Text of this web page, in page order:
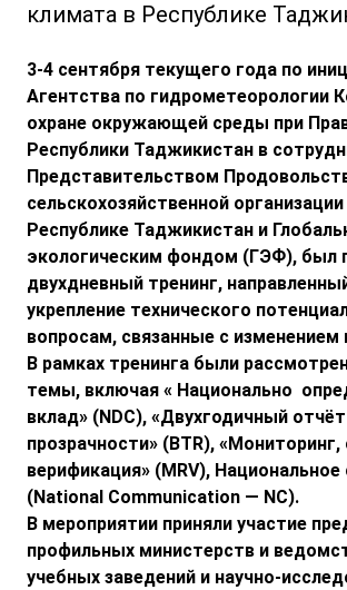
климата в Республике
3-4 сентября текущего года по
Агентства по гидрометеорологии
охране окружающей среды при
Республики Таджикистан в
Представительством
сельскохозяйственной
Республике Таджикистан и
экологическим фондом (ГЭФ), был
двухдневный тренинг,
укрепление технического
вопросам, связанные с изменением
В рамках тренинга были
темы, включая « Национально
вклад» (NDC), «Двухгодичный
прозрачности» (BTR),
верификация» (MRV),
(National Communication — NC).
В мероприятии приняли участие
профильных министерств и
учебных заведений и научно-